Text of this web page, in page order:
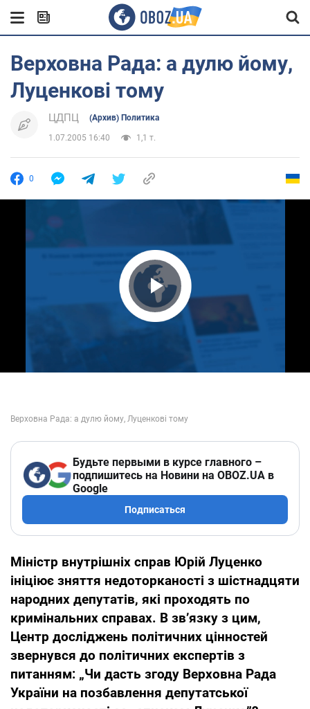
Верховна Рада: а дулю йому,
Луценкові тому
ЦДПЦ (Архив) Политика
1.07.2005 16:40 1,1 т.
0
Play Video
Будьте первыми в курсе главного –
подпишитесь на Новини на OBOZ.UA в
Google
Подписаться
Міністр внутрішніх справ Юрій Луценко
ініціює зняття недоторканості з шістнадцяти
народних депутатів, які проходять по
кримінальних справах. В зв’язку з цим,
Центр досліджень політичних цінностей
звернувся до політичних експертів з
питанням: „Чи дасть згоду Верховна Рада
України на позбавлення депутатської